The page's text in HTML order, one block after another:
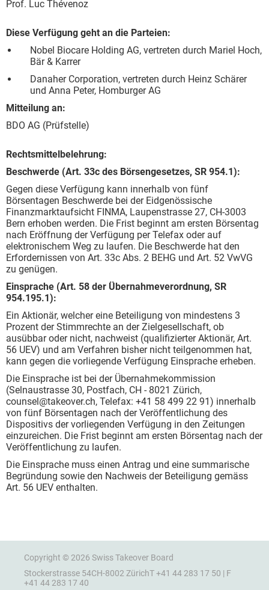
Prof. Luc Thévenoz
Diese Verfügung geht an die Parteien:
Nobel Biocare Holding AG, vertreten durch Mariel Hoch,
Bär & Karrer
Danaher Corporation, vertreten durch Heinz Schärer
und Anna Peter, Homburger AG
Mitteilung an:
BDO AG (Prüfstelle)
Rechtsmittelbelehrung:
Beschwerde (Art. 33c des Börsengesetzes, SR 954.1):
Gegen diese Verfügung kann innerhalb von fünf
Börsentagen Beschwerde bei der Eidgenössische
Finanzmarktaufsicht FINMA, Laupenstrasse 27, CH-3003
Bern erhoben werden. Die Frist beginnt am ersten Börsentag
nach Eröffnung der Verfügung per Telefax oder auf
elektronischem Weg zu laufen. Die Beschwerde hat den
Erfordernissen von Art. 33c Abs. 2 BEHG und Art. 52 VwVG
zu genügen.
Einsprache (Art. 58 der Übernahmeverordnung, SR
954.195.1):
Ein Aktionär, welcher eine Beteiligung von mindestens 3
Prozent der Stimmrechte an der Zielgesellschaft, ob
ausübbar oder nicht, nachweist (qualifizierter Aktionär, Art.
56 UEV) und am Verfahren bisher nicht teilgenommen hat,
kann gegen die vorliegende Verfügung Einsprache erheben.
Die Einsprache ist bei der Übernahmekommission
(Selnaustrasse 30, Postfach, CH - 8021 Zürich,
counsel@takeover.ch, Telefax: +41 58 499 22 91) innerhalb
von fünf Börsentagen nach der Veröffentlichung des
Dispositivs der vorliegenden Verfügung in den Zeitungen
einzureichen. Die Frist beginnt am ersten Börsentag nach der
Veröffentlichung zu laufen.
Die Einsprache muss einen Antrag und eine summarische
Begründung sowie den Nachweis der Beteiligung gemäss
Art. 56 UEV enthalten.
Copyright © 2026 Swiss Takeover Board
Stockerstrasse 54CH-8002 ZürichT +41 44 283 17 50 | F
+41 44 283 17 40